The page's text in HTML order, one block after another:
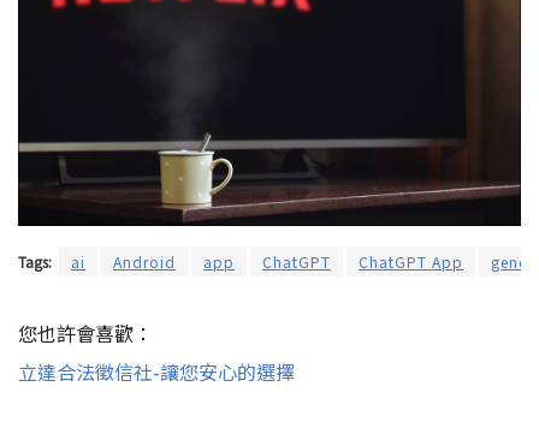
Tags: ai Android app ChatGPT ChatGPT App
您也許會喜歡：
立達合法徵信社-讓您安心的選擇